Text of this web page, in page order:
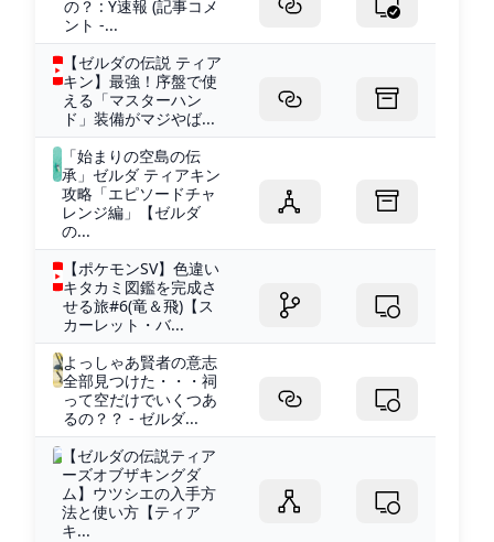
の？ : Y速報 (記事コメ
ント -...
【ゼルダの伝説 ティア
キン】最強！序盤で使
える「マスターハン
ド」装備がマジやば...
「始まりの空島の伝
承」ゼルダ ティアキン
攻略「エピソードチャ
レンジ編」【ゼルダ
の...
【ポケモンSV】色違い
キタカミ図鑑を完成さ
せる旅#6(竜＆飛)【ス
カーレット・バ...
よっしゃあ賢者の意志
全部見つけた・・・祠
って空だけでいくつあ
るの？？ - ゼルダ...
【ゼルダの伝説ティア
ーズオブザキングダ
ム】ウツシエの入手方
法と使い方【ティア
キ...